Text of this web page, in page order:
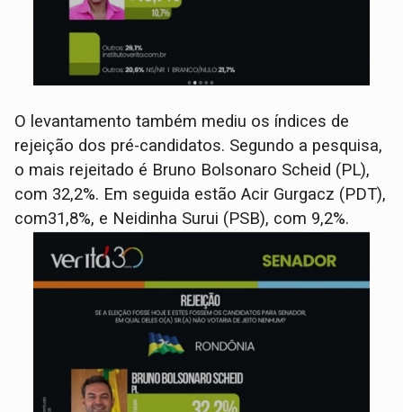
O levantamento também mediu os índices de
rejeição dos pré-candidatos. Segundo a pesquisa,
o mais rejeitado é Bruno Bolsonaro Scheid (PL),
com 32,2%. Em seguida estão Acir Gurgacz (PDT),
com31,8%, e Neidinha Surui (PSB), com 9,2%.